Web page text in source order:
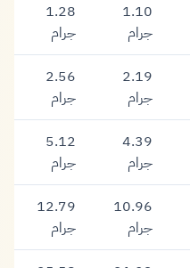
1.10
جرام
1.28
جرام
2.19
جرام
2.56
جرام
4.39
جرام
5.12
جرام
10.96
جرام
12.79
جرام